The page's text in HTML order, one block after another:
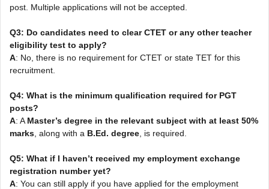
post. Multiple applications will not be accepted.
Q3: Do candidates need to clear CTET or any other teacher
eligibility test to apply?
A: No, there is no requirement for CTET or state TET for this
recruitment.
Q4: What is the minimum qualification required for PGT
posts?
A: A Master’s degree in the relevant subject with at least 50%
marks , along with a B.Ed. degree , is required.
Q5: What if I haven’t received my employment exchange
registration number yet?
A: You can still apply if you have applied for the employment